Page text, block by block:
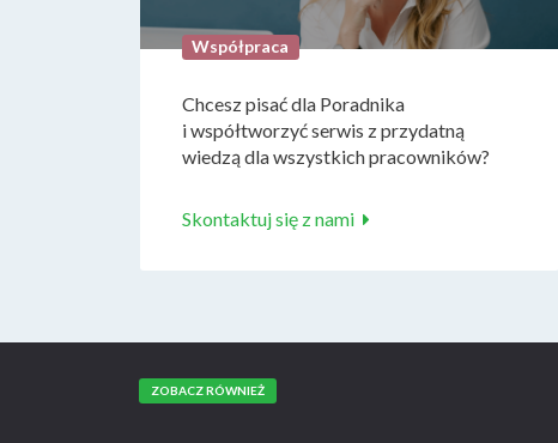
Współpraca
Chcesz pisać dla Poradnika
i współtworzyć serwis z przydatną
wiedzą dla wszystkich pracowników?
Skontaktuj się z nami
ZOBACZ RÓWNIEŻ